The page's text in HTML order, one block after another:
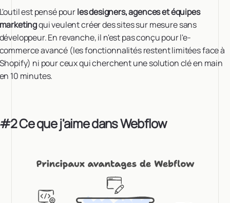
est pensé pourles designers, agences et équipes
qui veulent créer des sites sur mesure sans
En revanche, il n'est pas conçu pour l'e-
avancé (les fonctionnalités restent limitées face à
ni pour ceux qui cherchent une solution clé en main
10 minutes.
Ce que j'aime dans Webflow